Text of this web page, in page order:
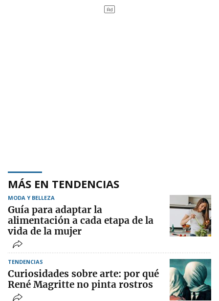
MÁS EN TENDENCIAS
MODA Y BELLEZA
Guía para adaptar la
alimentación a cada etapa de la
vida de la mujer
TENDENCIAS
Curiosidades sobre arte: por qué
René Magritte no pinta rostros